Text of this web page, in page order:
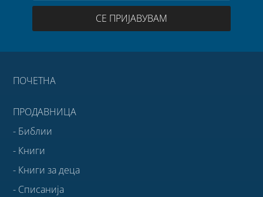
СЕ ПРИЈАВУВАМ
ПОЧЕТНА
ПРОДАВНИЦА
- Библии
- Книги
- Книги за деца
- Списанија